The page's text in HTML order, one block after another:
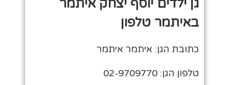
גן ילדים יוסף יצחק איתמר
באיתמר טלפון
כתובת הגן: איתמר איתמר
טלפון הגן: 02-9709770